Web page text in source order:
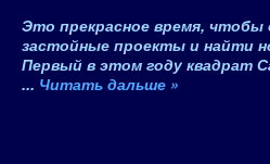
Это прекрасное время, чтобы
застойные проекты и найти
Первый в этом году квадрат
... Читать дальше »